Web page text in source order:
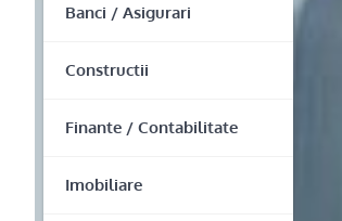
Banci / Asigurari
Constructii
Finante / Contabilitate
Imobiliare